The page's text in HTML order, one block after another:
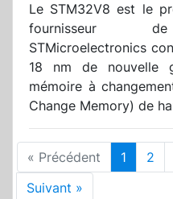
Le STM32V8 est le
fournisseur de
STMicroelectronics
18 nm de nouvelle
mémoire à
Change Memory) de
« Précédent 1 2
Suivant »